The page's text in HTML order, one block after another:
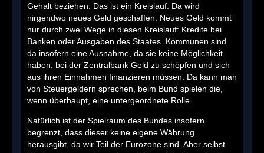
Gehalt beziehen. Das ist ein Kreislauf. Da wird
nirgendwo neues Geld geschaffen. Neues Geld kommt
nur durch zwei Wege in diesen Kreislauf: Kredite bei
Banken oder Ausgaben des Staates. Kommunen sind
da insofern eine Ausnahme, da sie keine Möglichkeit
haben, bei der Zentralbank Geld zu schöpfen und sich
aus ihren Einnahmen finanzieren müssen. Da kann man
von Steuergeldern sprechen, beim Bund spielen die,
wenn überhaupt, eine untergeordnete Rolle.
Natürlich ist der Spielraum des Bundes insofern
begrenzt, dass dieser keine eigene Währung
herausgibt, da wir Teil der Eurozone sind. Aber selbst